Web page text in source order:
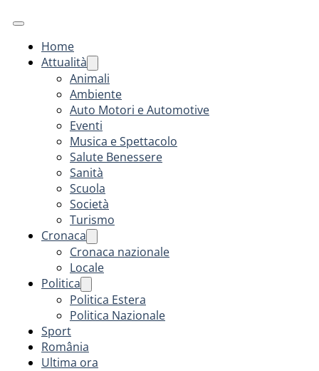
Home
Attualità
Animali
Ambiente
Auto Motori e Automotive
Eventi
Musica e Spettacolo
Salute Benessere
Sanità
Scuola
Società
Turismo
Cronaca
Cronaca nazionale
Locale
Politica
Politica Estera
Politica Nazionale
Sport
România
Ultima ora